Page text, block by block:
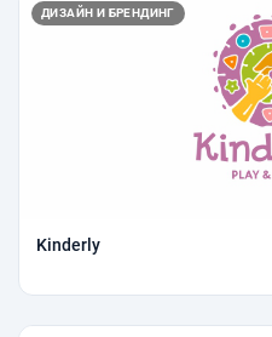
ДИЗАЙН И БРЕНДИНГ
Kinderly